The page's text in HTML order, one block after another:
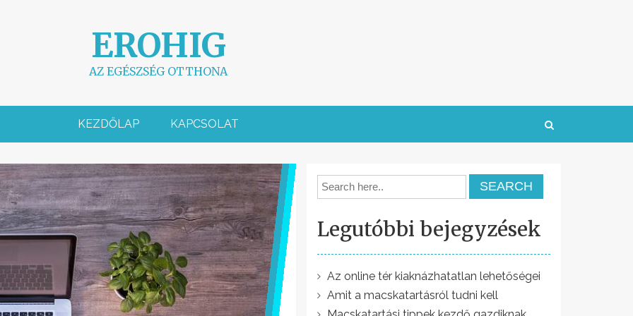
EROHIG
AZ EGÉSZSÉG OTTHONA
KEZDŐLAP KAPCSOLAT
Legutóbbi bejegyzések
Az online tér kiaknázhatatlan lehetőségei
Amit a macskatartásról tudni kell